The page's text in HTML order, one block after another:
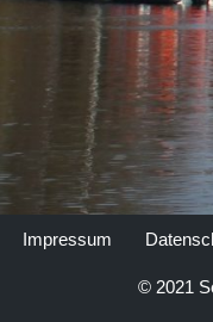
Impressum
© 2021